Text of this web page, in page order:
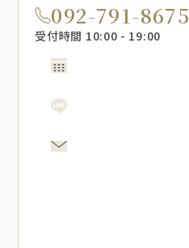
092-791-8675
受付時間 10:00 - 19:00